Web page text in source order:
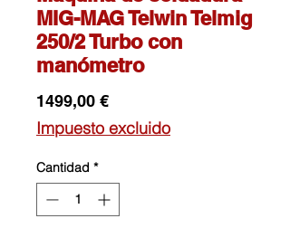
MIG-MAG Telwin Telmig
250/2 Turbo con
manómetro
1499,00 €Precio
Impuesto excluido
Cantidad *